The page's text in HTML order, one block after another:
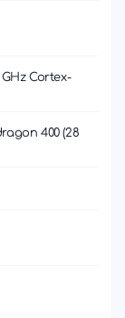
Cortex-
400 (28